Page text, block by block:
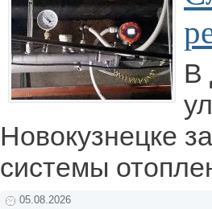
В
Новокузнецке
системы
05.08.2026